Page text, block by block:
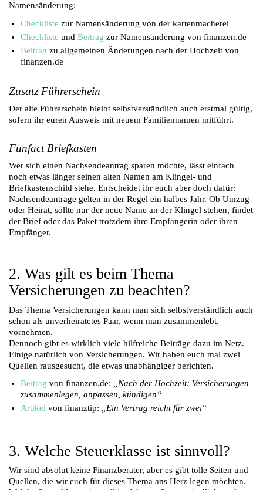
Namensänderung:
Checkliste zur Namensänderung von der kartenmacherei
Checkliste und Beitrag zur Namensänderung von finanzen.de
Beitrag zu allgemeinen Änderungen nach der Hochzeit von
finanzen.de
Zusatz Führerschein
Der alte Führerschein bleibt selbstverständlich auch erstmal gültig,
sofern ihr euren Ausweis mit neuem Familiennamen mitführt.
Funfact Briefkasten
Wer sich einen Nachsendeantrag sparen möchte, lässt einfach
noch etwas länger seinen alten Namen am Klingel- und
Briefkastenschild stehe. Entscheidet ihr euch aber doch dafür:
Nachsendeanträge gelten in der Regel ein halbes Jahr. Ob Umzug
oder Heirat, sollte nur der neue Name an der Klingel stehen, findet
der Brief oder das Paket trotzdem ihre Empfängerin oder ihren
Empfänger.
2. Was gilt es beim Thema
Versicherungen zu beachten?
Das Thema Versicherungen kann man sich selbstverständlich auch
schon als unverheiratetes Paar, wenn man zusammenlebt,
vornehmen.
Dennoch gibt es wirklich viele hilfreiche Beiträge dazu im Netz.
Einige natürlich von Versicherungen. Wir haben euch mal zwei
Quellen rausgesucht, die etwas unabhängiger berichten.
Beitrag von finanzen.de: „Nach der Hochzeit: Versicherungen
zusammenlegen, anpassen, kündigen“
Artikel von finanztip: „Ein Vertrag reicht für zwei“
3. Welche Steuerklasse ist sinnvoll?
Wir sind absolut keine Finanzberater, aber es gibt tolle Seiten und
Quellen, die wir euch für dieses Thema ans Herz legen möchten.